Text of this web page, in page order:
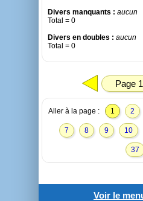
Divers manquants : aucun
Total = 0
Divers en doubles : aucun
Total = 0
Page
Aller à la page : 1 2
7 8 9 10
37
Voir le